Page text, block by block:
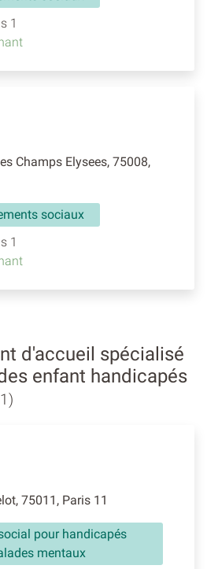
1
Champs Elysees, 75008,
sociaux
1
d'accueil spécialisé
enfant handicapés
75011, Paris 11
pour handicapés
mentaux